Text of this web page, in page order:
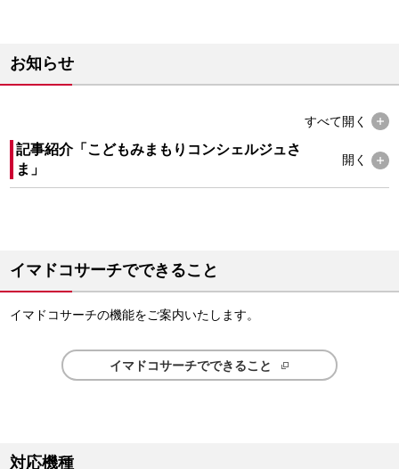
お知らせ
すべて開く
記事紹介「こどもみまもりコンシェルジュさ
ま」
開く
イマドコサーチでできること
イマドコサーチの機能をご案内いたします。
イマドコサーチでできること
対応機種